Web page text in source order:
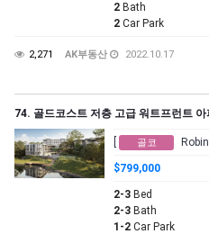
2 Bath
2 Car Park
2,271 AK부동산 2022.10.17
74. 골드코스트 저층 고급 워트프런트 아
골코
$799,000
2-3 Bed
2-3 Bath
1-2 Car Park